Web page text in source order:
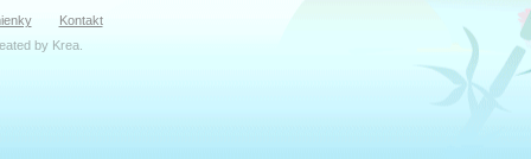
Vložka číslo: 18569/P
Kontakt
by Krea.